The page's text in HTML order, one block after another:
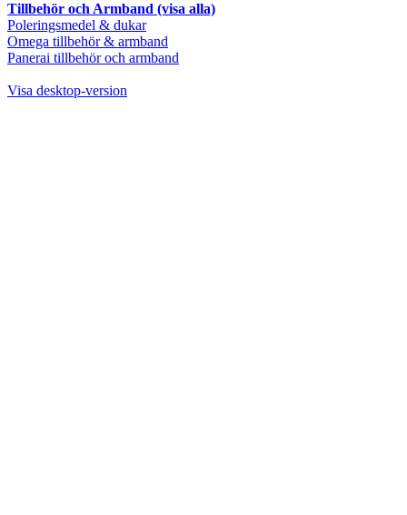
Tillbehör och Armband (visa alla)
Poleringsmedel & dukar
Omega tillbehör & armband
Panerai tillbehör och armband
Visa desktop-version